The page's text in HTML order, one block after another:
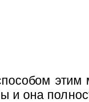
этим
и она